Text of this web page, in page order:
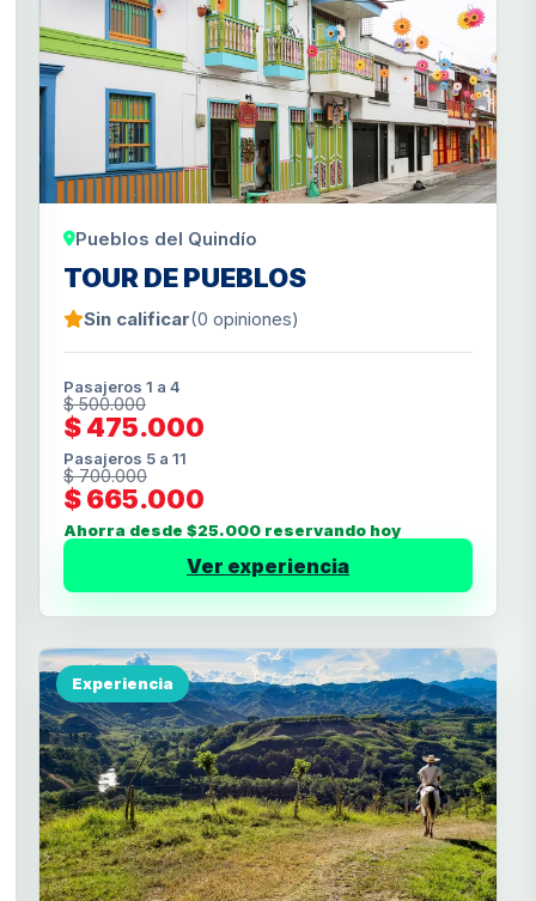
Pueblos del Quindío
TOUR DE PUEBLOS
Sin calificar(0 opiniones)
Pasajeros 1 a 4
$ 500.000
$ 475.000
Pasajeros 5 a 11
$ 700.000
$ 665.000
Ahorra desde $25.000 reservando hoy
Ver experiencia
Experiencia